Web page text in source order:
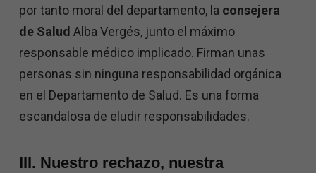
por tanto moral del departamento, la consejera
de Salud Alba Vergés, junto el máximo
responsable médico implicado. Firman unas
personas sin ninguna responsabilidad orgánica
en el Departamento de Salud. Es una forma
escandalosa de eludir responsabilidades.
III. Nuestro rechazo, nuestra